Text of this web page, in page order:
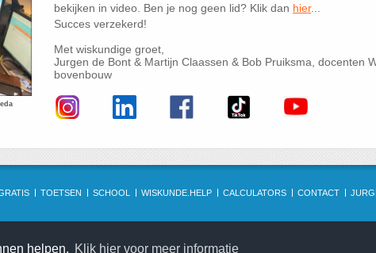
helpen. Klik hier voor meer informatie
bekijken in video. Ben je nog geen lid? Klik dan hier...
Succes verzekerd!
Met wiskundige groet,
Jurgen de Bont & Martijn Claassen & Bob Pruiksma, docenten
bovenbouw
TOETSEN SCHOOL WISKUNDE.HELP CALCULATORS CONTACT